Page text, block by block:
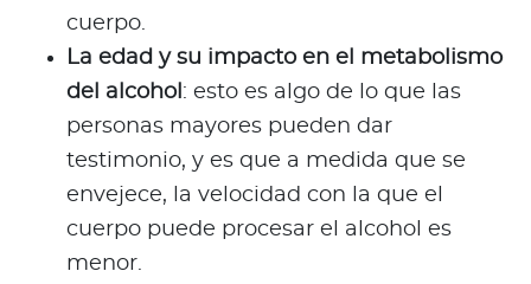
cuerpo.
La edad y su impacto en el metabolismo
del alcohol : esto es algo de lo que las
personas mayores pueden dar
testimonio, y es que a medida que se
envejece, la velocidad con la que el
cuerpo puede procesar el alcohol es
menor.